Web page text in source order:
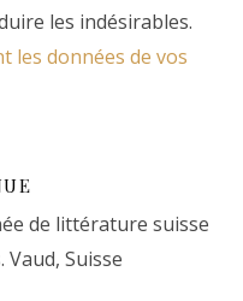
les indésirables.
les données de vos
de littérature suisse
Suisse